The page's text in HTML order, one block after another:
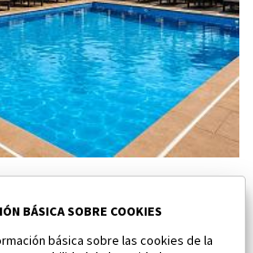
59 M2
BÁSICA SOBRE COOKIES
básica sobre las cookies de la